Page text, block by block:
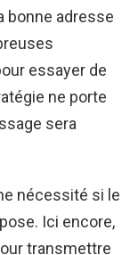
bonne adresse
essayer de
ne porte
sera
nécessité si le
Ici encore,
transmettre